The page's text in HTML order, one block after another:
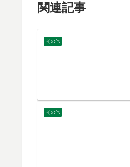
関連記事
その他
その他